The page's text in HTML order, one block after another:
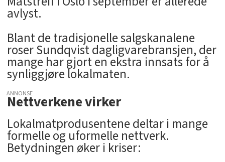
avlyst.
Blant de tradisjonelle salgskanalene
roser Sundqvist dagligvarebransjen, der
mange har gjort en ekstra innsats for å
synliggjøre lokalmaten.
ANNONSE
Nettverkene virker
Lokalmatprodusentene deltar i mange
formelle og uformelle nettverk.
Betydningen øker i kriser: